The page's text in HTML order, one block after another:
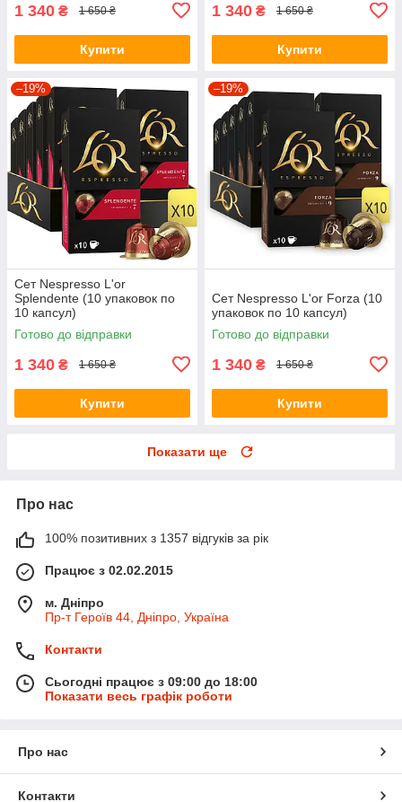
1 340 ₴ 1 650 ₴
Купити
1 340 ₴ 1 650 ₴
Купити
–19%
Сет Nespresso L'or
Splendente (10 упаковок по
10 капсул)
Готово до відправки
1 340 ₴ 1 650 ₴
Купити
–19%
Сет Nespresso L'or Forza (10
упаковок по 10 капсул)
Готово до відправки
1 340 ₴ 1 650 ₴
Купити
Показати ще
Про нас
100% позитивних з 1357 відгуків за рік
Працює з 02.02.2015
м. Дніпро
Пр-т Героїв 44, Дніпро, Україна
Контакти
Сьогодні працює з 09:00 до 18:00
Показати весь графік роботи
Про нас
Контакти